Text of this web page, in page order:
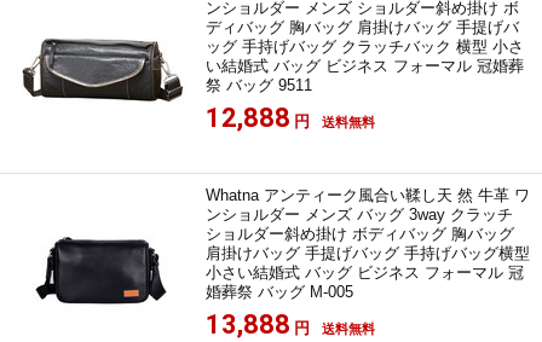
ンショルダー メンズ ショルダー斜め掛け ボ
ディバッグ 胸バッグ 肩掛けバッグ 手提げバ
ッグ 手持げバッグ クラッチバック 横型 小さ
い結婚式 バッグ ビジネス フォーマル 冠婚葬
祭 バッグ 9511
12,888 円 送料無料
Whatna アンティーク風合い鞣し天 然 牛革 ワ
ンショルダー メンズ バッグ 3way クラッチ
ショルダー斜め掛け ボディバッグ 胸バッグ
肩掛けバッグ 手提げバッグ 手持げバッグ横型
小さい結婚式 バッグ ビジネス フォーマル 冠
婚葬祭 バッグ M-005
13,888 円 送料無料